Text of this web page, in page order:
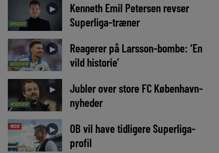
NYHEDER
►
Kenneth Emil Petersen revser
Superliga-træner
INTERVIEW
►
Reagerer på Larsson-bombe: ‘En
vild historie’
INTERVIEW
►
Jubler over store FC København-
nyheder
MEDIE ►
OB vil have tidligere Superliga-
profil